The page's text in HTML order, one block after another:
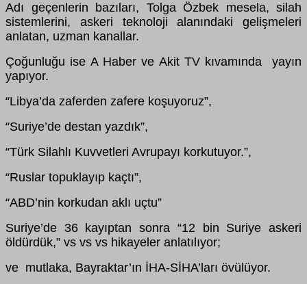
Adı geçenlerin bazıları, Tolga Özbek mesela, silah
sistemlerini, askeri teknoloji alanındaki gelişmeleri
anlatan, uzman kanallar.
Çoğunluğu ise A Haber ve Akit TV kıvamında yayın
yapıyor.
“Libya’da zaferden zafere koşuyoruz”,
“Suriye’de destan yazdık”,
“Türk Silahlı Kuvvetleri Avrupayı korkutuyor.”,
“Ruslar topuklayıp kaçtı”,
“ABD’nin korkudan aklı uçtu”
Suriye’de 36 kayıptan sonra “12 bin Suriye askeri
öldürdük,” vs vs vs hikayeler anlatılıyor;
ve mutlaka, Bayraktar’ın İHA-SİHA’ları övülüyor.